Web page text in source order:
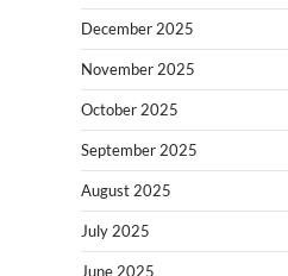
December 2025
November 2025
October 2025
September 2025
August 2025
July 2025
June 2025